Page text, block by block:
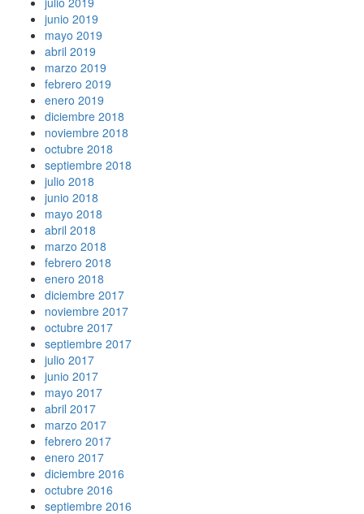
junio 2019
mayo 2019
abril 2019
marzo 2019
febrero 2019
enero 2019
diciembre 2018
noviembre 2018
octubre 2018
septiembre 2018
julio 2018
junio 2018
mayo 2018
abril 2018
marzo 2018
febrero 2018
enero 2018
diciembre 2017
noviembre 2017
octubre 2017
septiembre 2017
julio 2017
junio 2017
mayo 2017
abril 2017
marzo 2017
febrero 2017
enero 2017
diciembre 2016
octubre 2016
septiembre 2016